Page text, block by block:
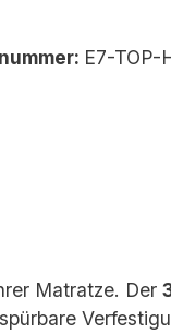
E7-
Matratze. Der